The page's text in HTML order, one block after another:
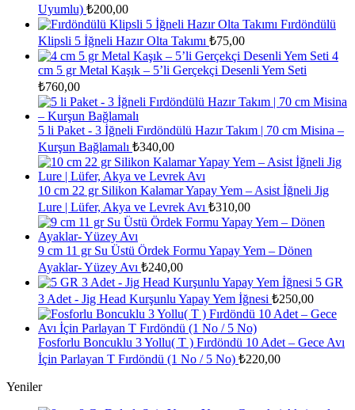
Uyumlu) ₺200,00
Fırdöndülü
Klipsli 5 İğneli Hazır Olta Takımı ₺75,00
4
cm 5 gr Metal Kaşık – 5’li Gerçekçi Desenli Yem Seti
₺760,00
5 li Paket - 3 İğneli Fırdöndülü Hazır Takım | 70 cm Misina –
Kurşun Bağlamalı ₺340,00
10 cm 22 gr Silikon Kalamar Yapay Yem – Asist İğneli Jig
Lure | Lüfer, Akya ve Levrek Avı ₺310,00
9 cm 11 gr Su Üstü Ördek Formu Yapay Yem – Dönen
Ayaklar- Yüzey Avı ₺240,00
5 GR
3 Adet - Jig Head Kurşunlu Yapay Yem İğnesi ₺250,00
Fosforlu Boncuklu 3 Yollu( T ) Fırdöndü 10 Adet – Gece Avı
İçin Parlayan T Fırdöndü (1 No / 5 No) ₺220,00
Yeniler